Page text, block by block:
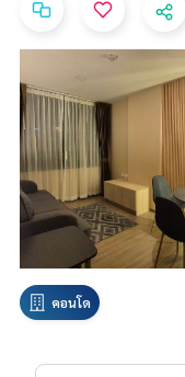
คอนโด